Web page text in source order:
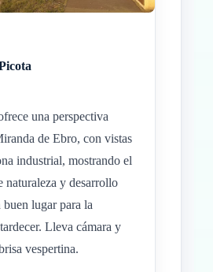
una perspectiva
de Ebro, con vistas
industrial, mostrando el
naturaleza y desarrollo
lugar para la
Lleva cámara y
vespertina.